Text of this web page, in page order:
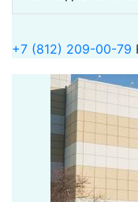
+7 (812) 209-00-79